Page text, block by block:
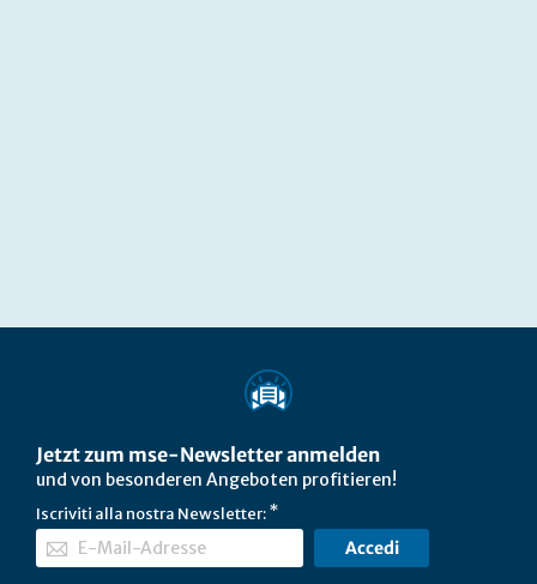
Jetzt zum mse-Newsletter anmelden
und von besonderen Angeboten profitieren!
Iscriviti alla nostra Newsletter:
Accedi